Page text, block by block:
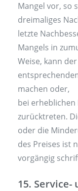
Mangel vor, so
dreimaliges
letzte
Mangels in
Weise, kann
machen oder,
bei
zurücktreten.
oder die
des Preises ist
vorgängig
15.